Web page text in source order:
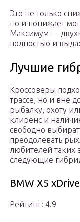
Это не только
но и понижает
Максимум —
полностью и
Лучшие
Кроссоверы
трассе, но и вне
рыбалку, охоту
клиренс и
свободно
преодолевать
любителей таких
следующие
BMW X5
Рейтинг: 4.9